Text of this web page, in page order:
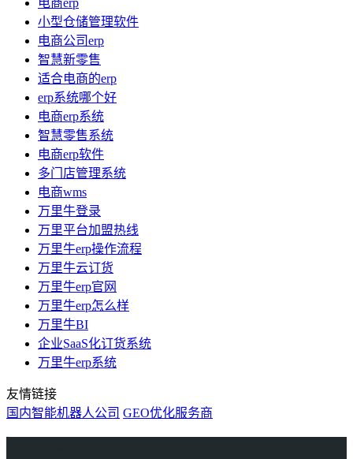
电商erp
小型仓储管理软件
电商公司erp
智慧新零售
适合电商的erp
erp系统哪个好
电商erp系统
智慧零售系统
电商erp软件
多门店管理系统
电商wms
万里牛登录
万里平台加盟热线
万里牛erp操作流程
万里牛云订货
万里牛erp官网
万里牛erp怎么样
万里牛BI
企业SaaS化订货系统
万里牛erp系统
友情链接
国内智能机器人公司 GEO优化服务商